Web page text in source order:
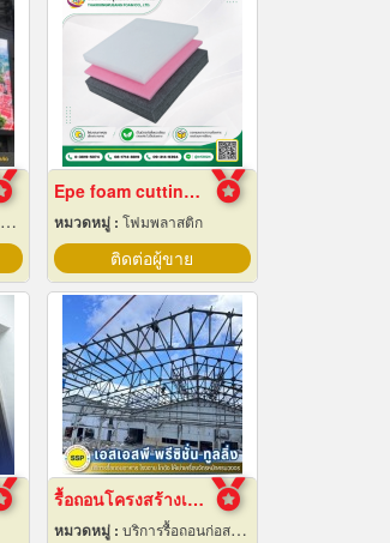
Epe foam cutting Pad
หมวดหมู่ : โฟมพลาสติก
ติดต่อผู้ขาย
รื้อถอนโครงสร้างเหล็ก สมุทรปราการ
หมวดหมู่ : บริการรื้อถอนก่อสร้าง